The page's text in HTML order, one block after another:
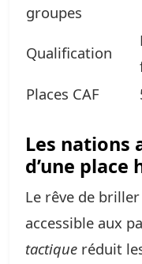
groupes
Qualification
Places CAF
Les nations
d’une place
Le rêve de
accessible aux
tactique réduit